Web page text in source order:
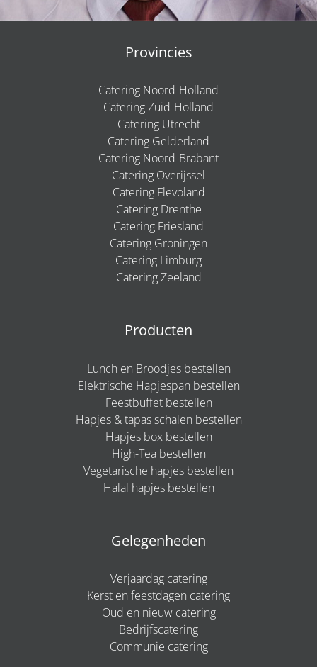
Provincies
Catering Noord-Holland
Catering Zuid-Holland
Catering Utrecht
Catering Gelderland
Catering Noord-Brabant
Catering Overijssel
Catering Flevoland
Catering Drenthe
Catering Friesland
Catering Groningen
Catering Limburg
Catering Zeeland
Producten
Lunch en Broodjes bestellen
Elektrische Hapjespan bestellen
Feestbuffet bestellen
Hapjes & tapas schalen bestellen
Hapjes box bestellen
High-Tea bestellen
Vegetarische hapjes bestellen
Halal hapjes bestellen
Gelegenheden
Verjaardag catering
Kerst en feestdagen catering
Oud en nieuw catering
Bedrijfscatering
Communie catering